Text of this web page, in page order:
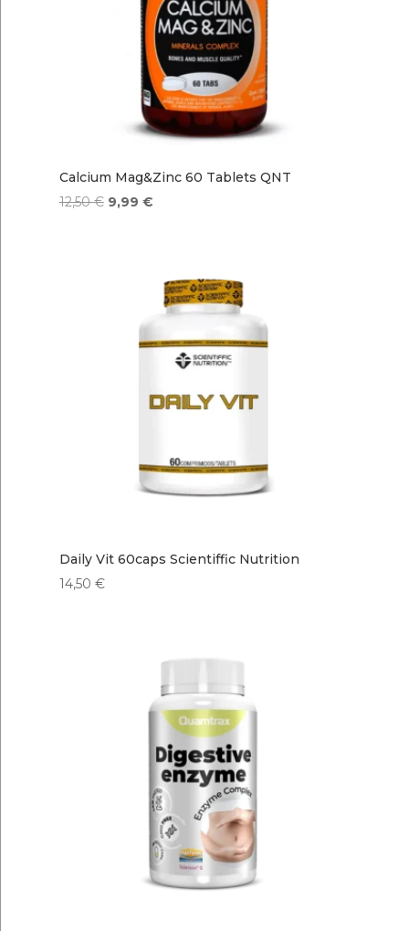
Calcium Mag&Zinc 60 Tablets QNT
12,50€ El
9,99 €El
9,99 €.
Daily Vit 60caps Scientiffic Nutrition
14,50 €